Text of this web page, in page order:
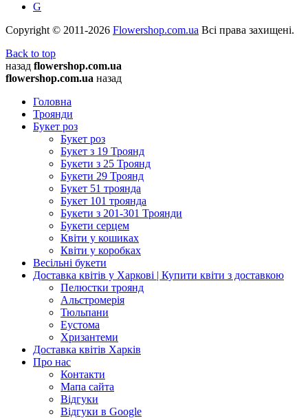
G
Copyright © 2011-2026 Flowershop.com.ua Всі права захищені.
Back to top
назад flowershop.com.ua
flowershop.com.ua назад
Головна
Троянди
Букет роз
Букет роз
Букет з 19 Троянд
Букети з 25 Троянд
Букети 29 Троянд
Букет 51 троянда
Букет 101 троянда
Букети з 201-301 Троянди
Букети серцем
Квіти у кошиках
Квіти у коробках
Весільні букети
Доставка квітів у Харкові | Купити квіти з доставкою
Пелюстки троянд
Альстромерія
Тюльпани
Еустома
Хризантеми
Доставка квітів Харків
Про нас
Контакти
Мапа сайта
Відгуки
Відгуки в Google